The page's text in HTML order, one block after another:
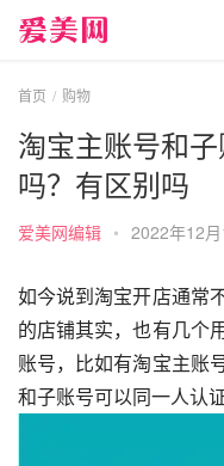
首页 购物
淘宝主账号和
吗？有区别吗
爱美网编辑 • 2022年12
如今说到淘宝开店通常
的店铺其实，也有几个
账号，比如有淘宝主账
和子账号可以同一人认